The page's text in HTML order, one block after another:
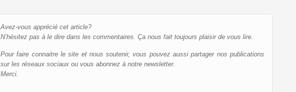
Avez-vous apprécié cet article?
N’hésitez pas à le dire dans les commentaires. Ça nous fait toujours plaisir de vous lire.
Pour faire connaitre le site et nous soutenir, vous pouvez aussi partager nos publications
sur les réseaux sociaux ou vous abonnez à notre newsletter.
Merci.